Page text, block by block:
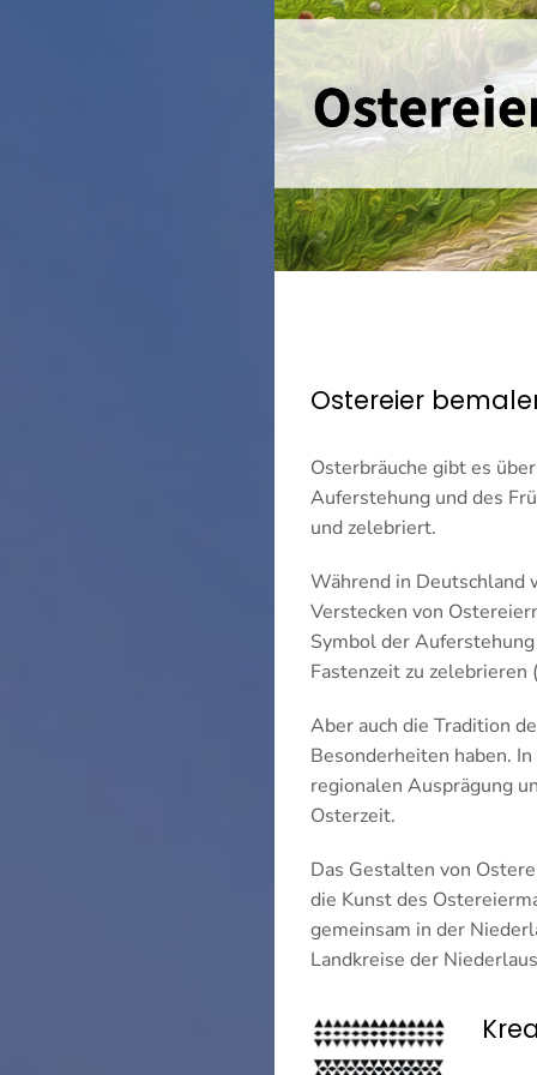
Ostereier
Osterbräuche gibt es
Auferstehung und des
und zelebriert.
Während in Deutschland
Verstecken von
Symbol der
Fastenzeit zu zelebrieren
Aber auch die Tradition
Besonderheiten haben.
regionalen Ausprägung
Osterzeit.
Das Gestalten von
die Kunst des
gemeinsam in der
Landkreise der